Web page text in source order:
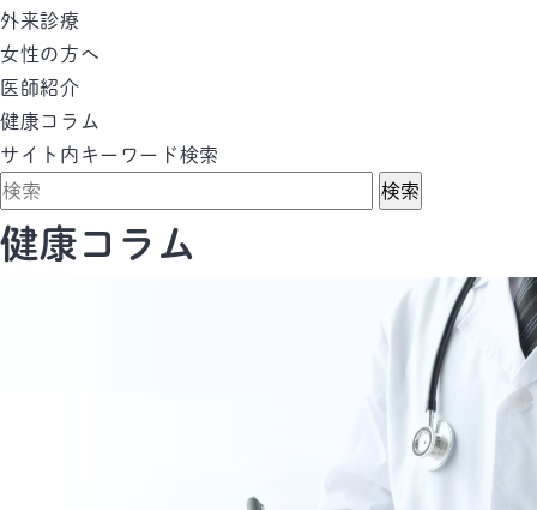
外来診療
女性の方へ
医師紹介
健康コラム
サイト内キーワード検索
検索
健康コラム